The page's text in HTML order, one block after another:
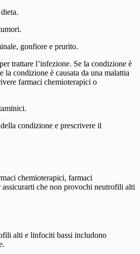
gonfiore e prurito.
trattare l’infezione. Se la condizione è
condizione è causata da una malattia
farmaci chemioterapici o
condizione e prescrivere il
chemioterapici, farmaci
che non provochi neutrofili alti
alti e linfociti bassi includono